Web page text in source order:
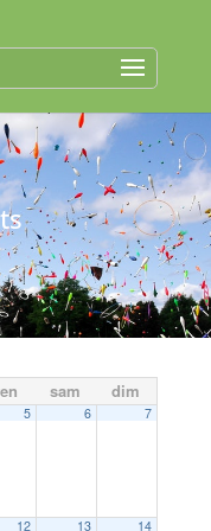
sam dim
5 6 7
12 13 14